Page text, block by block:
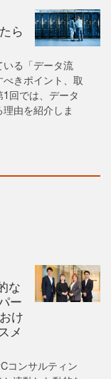
ら
いる「データ流
きポイント、取
回では、データ
由を紹介しま
な
ー
け
メ
コンサルティン